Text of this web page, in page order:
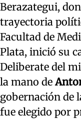
Berazategui,
trayectoria
Facultad de
Plata, inició su
Deliberate del
la mano de
gobernación de
fue elegido por